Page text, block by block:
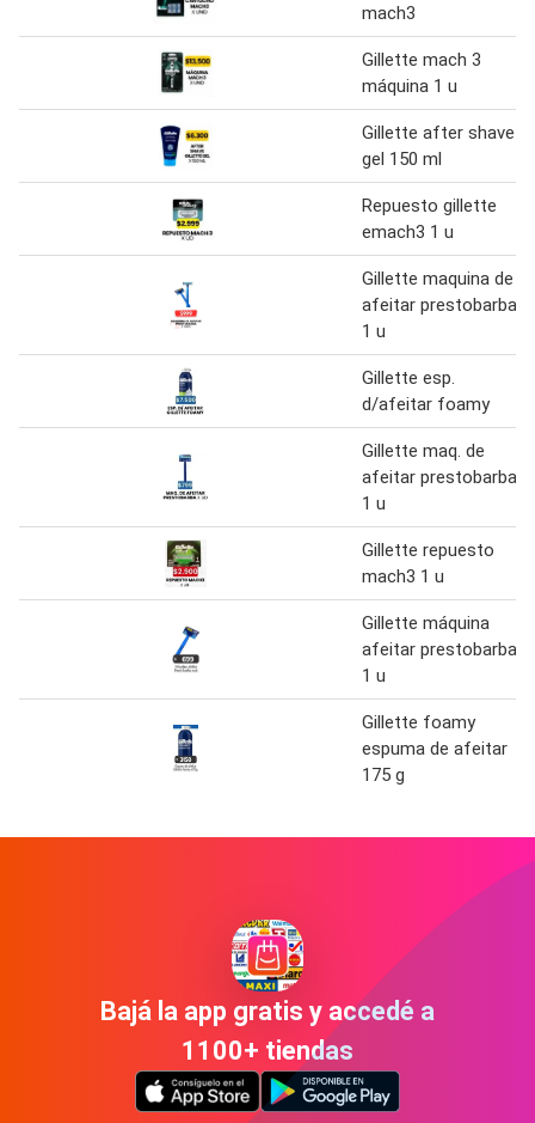
mach3
Gillette mach 3
máquina 1 u
Gillette after shave
gel 150 ml
Repuesto gillette
emach3 1 u
Gillette maquina de
afeitar prestobarba
1 u
Gillette esp.
d/afeitar foamy
Gillette maq. de
afeitar prestobarba
1 u
Gillette repuesto
mach3 1 u
Gillette máquina
afeitar prestobarba
1 u
Gillette foamy
espuma de afeitar
175 g
Bajá la app gratis y accedé a
1100+ tiendas